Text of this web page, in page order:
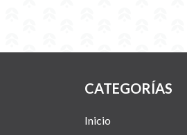
CATEGORÍAS
Inicio